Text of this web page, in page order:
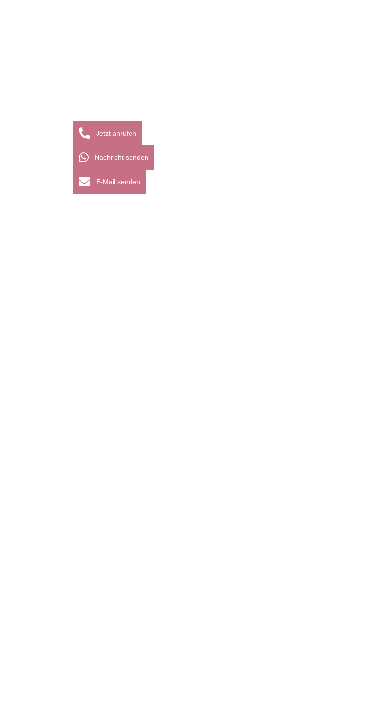
Jetzt anrufen
Nachricht senden
E-Mail senden